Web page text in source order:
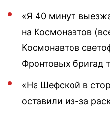
«Я 40 минут
на Космонавтов
Космонавтов
Фронтовых бригад
«На Шефской в
оставили из-за